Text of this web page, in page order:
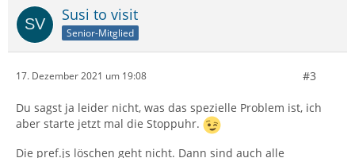
Susi to visit
Senior-Mitglied
17. Dezember 2021 um 19:08 #3
Du sagst ja leider nicht, was das spezielle Problem ist, ich
aber starte jetzt mal die Stoppuhr.
Die pref.js löschen geht nicht. Dann sind auch alle